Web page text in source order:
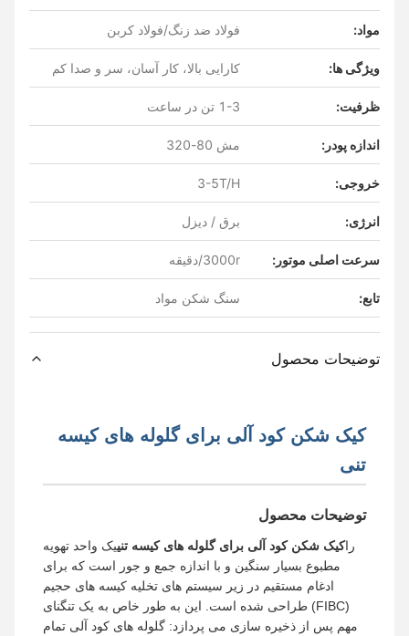
فولاد ضد زنگ/فولاد کربن
ویژگی ها: کارایی بالا، کار آسان، سر و صدا کم
ظرفیت:
اندازه پودر:
خروجی: 3-5T/H
انرژی: برق / دیزل
سرعت اصلی موتور: 3000r/دقیقه
سنگ شکن مواد
توضیحات محصول
کیک شکن کود آلی برای گلوله های کیسه
توضیحات محصول
کیک شکن کود آلی برای گلوله های کیسه تنییک واحد تهویه
مطبوع بسیار سنگین و با اندازه جمع و جور است که برای
ادغام مستقیم در زیر سیستم های تخلیه کیسه های حجیم
(FIBC) طراحی شده است. این به طور خاص به یک تنگنای
مهم پس از ذخیره سازی می پردازد: گلوله های کود آلی تمام